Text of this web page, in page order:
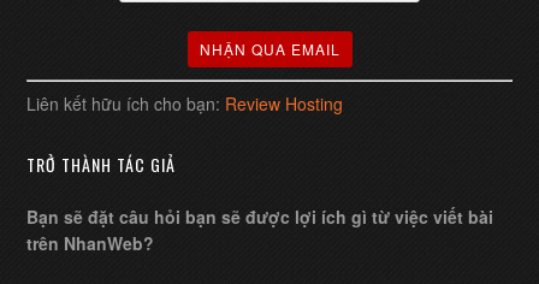
Liên kết hữu ích cho bạn: Review Hosting
TRỞ THÀNH TÁC GIẢ
Bạn sẽ đặt câu hỏi bạn sẽ được lợi ích gì từ việc viết bài
trên NhanWeb?